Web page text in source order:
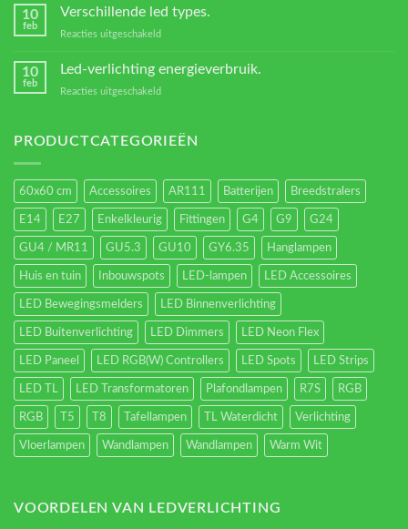
Transformators?
10
feb
Verschillende led types.
Reacties uitgeschakeld
10
feb
Led-verlichting energieverbruik.
Reacties uitgeschakeld
energieverbruik.
PRODUCTCATEGORIEËN
60x60 cm Accessoires AR111 Batterijen Breedstralers
E14 E27 Enkelkleurig Fittingen G4 G9 G24
GU4 / MR11 GU5.3 GU10 GY6.35 Hanglampen
Huis en tuin Inbouwspots LED-lampen LED Accessoires
LED Bewegingsmelders LED Binnenverlichting
LED Buitenverlichting LED Dimmers LED Neon Flex
LED Paneel LED RGB(W) Controllers LED Spots LED Strips
LED TL LED Transformatoren Plafondlampen R7S RGB
RGB T5 T8 Tafellampen TL Waterdicht Verlichting
Vloerlampen Wandlampen Wandlampen Warm Wit
VOORDELEN VAN LEDVERLICHTING